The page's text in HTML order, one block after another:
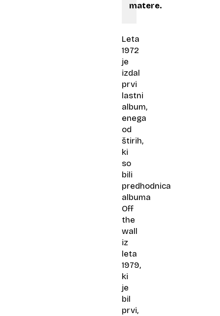
matere.
Leta
1972
je
izdal
prvi
lastni
album,
enega
od
štirih,
ki
so
bili
predhodnica
albuma
Off
the
wall
iz
leta
1979,
ki
je
bil
prvi,